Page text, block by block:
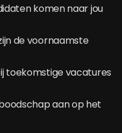
komen naar jou
de voornaamste
toekomstige vacatures
aan op het